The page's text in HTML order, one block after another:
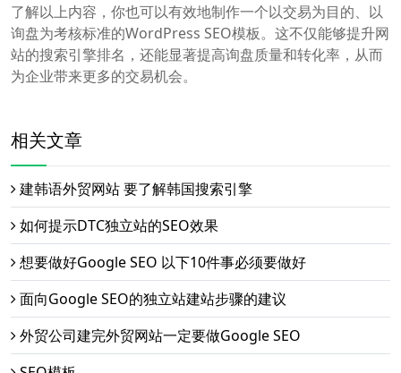
了解以上内容，你也可以有效地制作一个以交易为目的、以
询盘为考核标准的WordPress SEO模板。这不仅能够提升网
站的搜索引擎排名，还能显著提高询盘质量和转化率，从而
为企业带来更多的交易机会。
相关文章
建韩语外贸网站 要了解韩国搜索引擎
如何提示DTC独立站的SEO效果
想要做好Google SEO 以下10件事必须要做好
面向Google SEO的独立站建站步骤的建议
外贸公司建完外贸网站一定要做Google SEO